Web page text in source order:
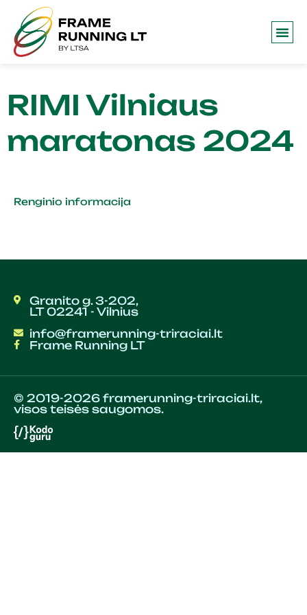
RIMI Vilniaus
maratonas 2024
Renginio informacija
Granito g. 3-202,
LT 02241 - Vilnius
info@framerunning-triraciai.lt
Frame Running LT
© 2019-2026 framerunning-triraciai.lt,
visos teisės saugomos.